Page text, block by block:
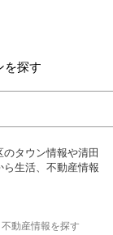
を探す
タウン情報や清田
生活、不動産情報
不動産情報を探す